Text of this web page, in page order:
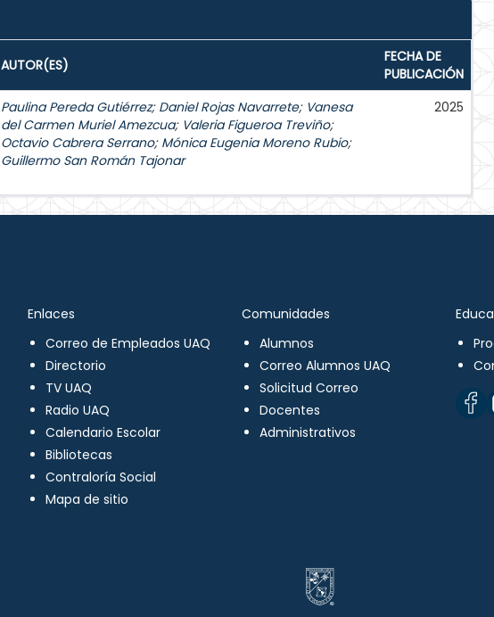
AUTOR(ES)
FECHA DE
PUBLICACIÓN
Paulina Pereda Gutiérrez; Daniel Rojas Navarrete; Vanesa
del Carmen Muriel Amezcua; Valeria Figueroa Treviño;
Octavio Cabrera Serrano; Mónica Eugenia Moreno Rubio;
Guillermo San Román Tajonar
2025
Enlaces
Correo de Empleados UAQ
Directorio
TV UAQ
Radio UAQ
Calendario Escolar
Bibliotecas
Contraloría Social
Mapa de sitio
Comunidades
Alumnos
Correo Alumnos UAQ
Solicitud Correo
Docentes
Administrativos